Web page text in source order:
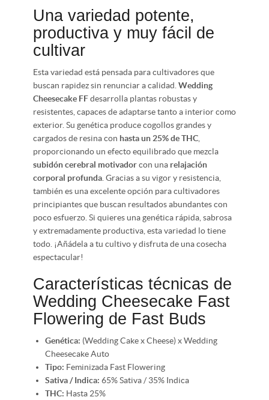
Una variedad potente,
productiva y muy fácil de
cultivar
Esta variedad está pensada para cultivadores que
buscan rapidez sin renunciar a calidad. Wedding
Cheesecake FFdesarrolla plantas robustas y
resistentes, capaces de adaptarse tanto a interior como
exterior. Su genética produce cogollos grandes y
cargados de resina con hasta un 25% de THC
proporcionando un efecto equilibrado que mezcla
subidón cerebral motivadorcon una relajación
corporal profunda . Gracias a su vigor y resistencia,
también es una excelente opción para cultivadores
principiantes que buscan resultados abundantes con
poco esfuerzo. Si quieres una genética rápida, sabrosa
y extremadamente productiva, esta variedad lo tiene
todo. ¡Añádela a tu cultivo y disfruta de una cosecha
espectacular!
Características técnicas de
Wedding Cheesecake Fast
Flowering de Fast Buds
Genética: (Wedding Cake x Cheese) x Wedding
Cheesecake Auto
Tipo: Feminizada Fast Flowering
Sativa / Indica: 65% Sativa / 35% Indica
THC: Hasta 25%